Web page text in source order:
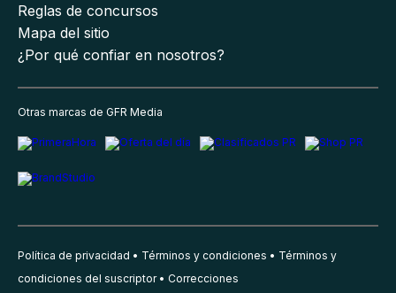
Reglas de concursos
Mapa del sitio
¿Por qué confiar en nosotros?
Otras marcas de GFR Media
Política de privacidad Términos y condiciones
Términos y
condiciones del suscriptor
Correcciones